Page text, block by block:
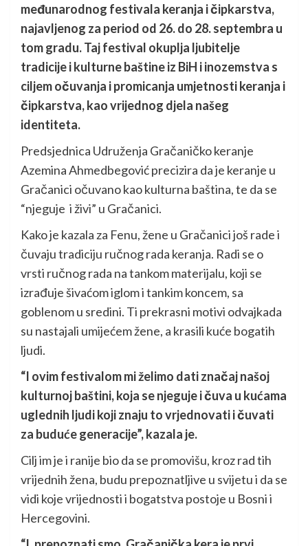
međunarodnog festivala keranja i čipkarstva,
najavljenog za period od 26. do 28. septembra u
tom gradu. Taj festival okuplja ljubitelje
tradicije i kulturne baštine iz BiH i inozemstva s
ciljem očuvanja i promicanja umjetnosti keranja i
čipkarstva, kao vrijednog djela našeg
identiteta.
Predsjednica Udruženja Gračaničko keranje
Azemina Ahmedbegović precizira da je keranje u
Gračanici očuvano kao kulturna baština, te da se
“njeguje i živi” u Gračanici.
Kako je kazala za Fenu, žene u Gračanici još rade i
čuvaju tradiciju ručnog rada keranja. Radi se o
vrsti ručnog rada na tankom materijalu, koji se
izrađuje šivaćom iglom i tankim koncem, sa
goblenom u sredini. Ti prekrasni motivi odvajkada
su nastajali umijećem žene, a krasili kuće bogatih
ljudi.
“I ovim festivalom mi želimo dati značaj našoj
kulturnoj baštini, koja se njeguje i čuva u kućama
uglednih ljudi koji znaju to vrjednovati i čuvati
za buduće generacije”, kazala je.
Cilj im je i ranije bio da se promovišu, kroz rad tih
vrijednih žena, budu prepoznatljive u svijetu i da se
vidi koje vrijednosti i bogatstva postoje u Bosni i
Hercegovini.